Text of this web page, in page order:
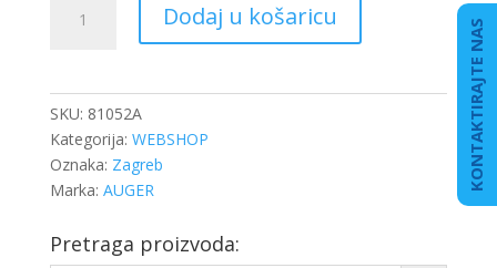
SELEN
količina
Dodaj u košaricu
SKU: 81052A
Kategorija: WEBSHOP
Oznaka: Zagreb
Marka: AUGER
Pretraga proizvoda:
KONTAKTIRAJTE NAS